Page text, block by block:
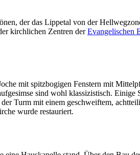
der das Lippetal von der
kirchlichen Zentren derEvangelischen
mit spitzbogigen Fenstern mit
sind wohl klassizistisch. Einige
Turm mit einem geschweiftem,
wurde restauriert.